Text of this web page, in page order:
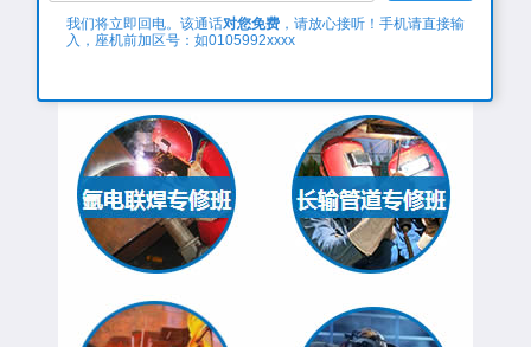
我们将立即回电。该通话对您免费，请放心接听！手机请直接输
入，座机前加区号：如0105992xxxx